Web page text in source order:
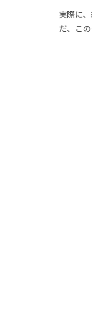
実際に
だ、こ